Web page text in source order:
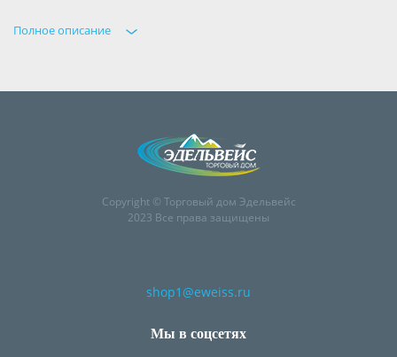
Полное описание
Copyright © Торговый дом Эдельвейс
2023 Все права защищены
shop1@eweiss.ru
Мы в соцсетях